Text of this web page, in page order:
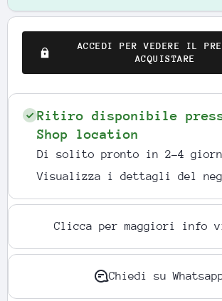
ACCEDI PER VEDERE IL
ACQUISTARE
Ritiro disponibile
Shop location
Di solito pronto in 2-4
Visualizza i dettagli del
Clicca per maggiori info
Chiedi su